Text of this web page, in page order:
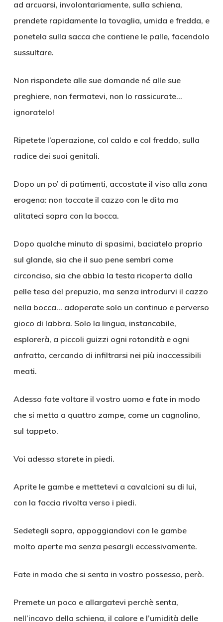
ad arcuarsi, involontariamente, sulla schiena,
prendete rapidamente la tovaglia, umida e fredda, e
ponetela sulla sacca che contiene le palle, facendolo
sussultare.
Non rispondete alle sue domande né alle sue
preghiere, non fermatevi, non lo rassicurate…
ignoratelo!
Ripetete l’operazione, col caldo e col freddo, sulla
radice dei suoi genitali.
Dopo un po’ di patimenti, accostate il viso alla zona
erogena: non toccate il cazzo con le dita ma
alitateci sopra con la bocca.
Dopo qualche minuto di spasimi, baciatelo proprio
sul glande, sia che il suo pene sembri come
circonciso, sia che abbia la testa ricoperta dalla
pelle tesa del prepuzio, ma senza introdurvi il cazzo
nella bocca… adoperate solo un continuo e perverso
gioco di labbra. Solo la lingua, instancabile,
esplorerà, a piccoli guizzi ogni rotondità e ogni
anfratto, cercando di infiltrarsi nei più inaccessibili
meati.
Adesso fate voltare il vostro uomo e fate in modo
che si metta a quattro zampe, come un cagnolino,
sul tappeto.
Voi adesso starete in piedi.
Aprite le gambe e mettetevi a cavalcioni su di lui,
con la faccia rivolta verso i piedi.
Sedetegli sopra, appoggiandovi con le gambe
molto aperte ma senza pesargli eccessivamente.
Fate in modo che si senta in vostro possesso, però.
Premete un poco e allargatevi perchè senta,
nell’incavo della schiena, il calore e l’umidità delle